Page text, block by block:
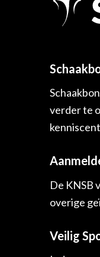
verder te
De KNSB
overige
Veilig